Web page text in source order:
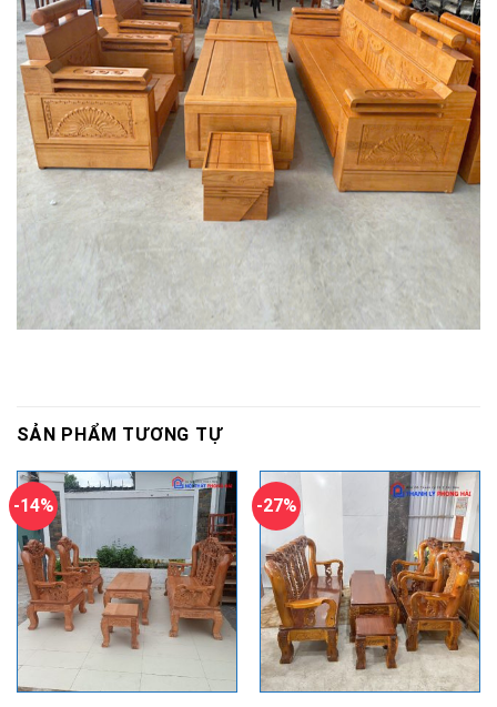
SẢN PHẨM TƯƠNG TỰ
-14% -27%